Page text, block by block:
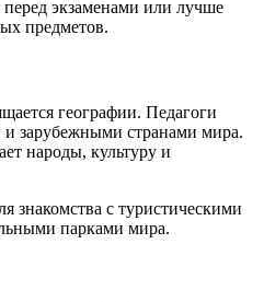
экзаменами или лучше
предметов.
географии. Педагоги
и зарубежными странами мира.
народы, культуру и
знакомства с туристическими
парками мира.